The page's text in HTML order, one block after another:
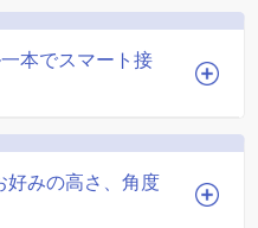
本でスマート接
好みの高さ、角度